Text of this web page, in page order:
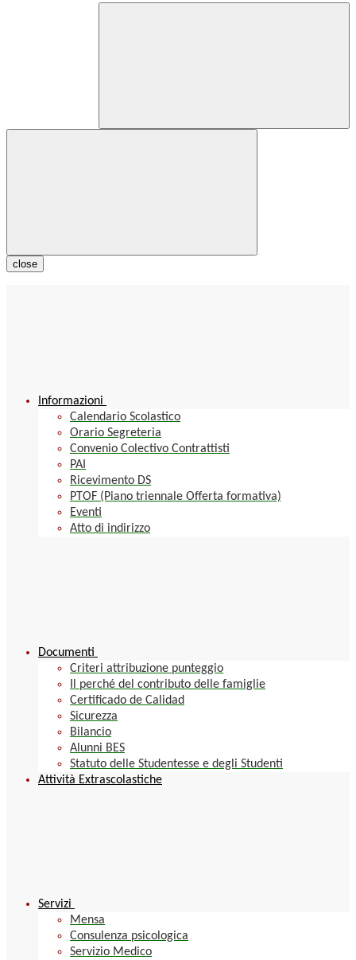
close
Informazioni
Calendario Scolastico
Orario Segreteria
Convenio Colectivo Contrattisti
PAI
Ricevimento DS
PTOF (Piano triennale Offerta formativa)
Eventi
Atto di indirizzo
Documenti
Criteri attribuzione punteggio
Il perché del contributo delle famiglie
Certificado de Calidad
Sicurezza
Bilancio
Alunni BES
Statuto delle Studentesse e degli Studenti
Attività Extrascolastiche
Servizi
Mensa
Consulenza psicologica
Servizio Medico